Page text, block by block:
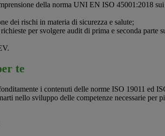
della norma UNI EN ISO 45001:2018
dei rischi in materia di sicurezza e salute;
per svolgere audit di prima e seconda
te
i contenuti delle norme ISO 19011 ed
nello sviluppo delle competenze necessarie